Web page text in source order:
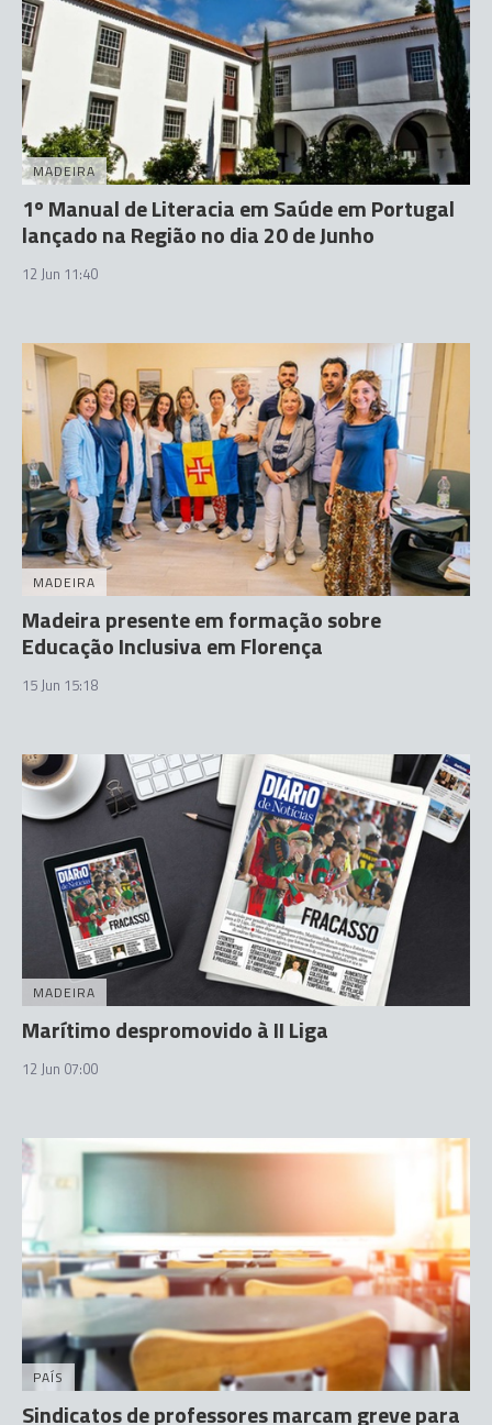
MADEIRA
1º Manual de Literacia em Saúde em Portugal
lançado na Região no dia 20 de Junho
12 Jun 11:40
MADEIRA
Madeira presente em formação sobre
Educação Inclusiva em Florença
15 Jun 15:18
MADEIRA
Marítimo despromovido à II Liga
12 Jun 07:00
PAÍS
Sindicatos de professores marcam greve para